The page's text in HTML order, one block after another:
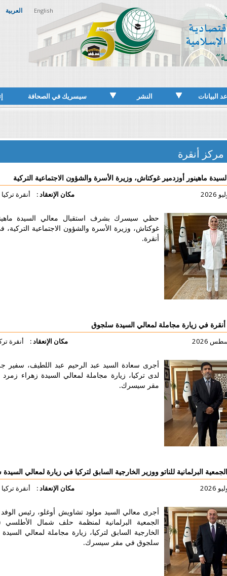
English العربية Français
إتصل بنا سيسريك في الصحافة النشر
وزيرة الأسرة والشؤون الاجتماعية التركية
أنقرة تركيا
حظي سيسرك بشرف استقبال معالي السيدة ماهينور أوزدمير
غوكتاش، وزيرة الأسرة والشؤون الاجتماعية التركية، في مقره في
أنقرة.
لمعالي السيدة سلجوق
أنقرة تركيا
أجرى سعادة السيد عبد الرحيم عبد اللطيف، سفير جزر المالديف
لدى تركيا، زيارة مجاملة لمعالي السيدة زهراء زمرد سلجوق في
مقر سيسرك.
ووزير الخارجية السابق لتركيا في زيارة لمعالي السيدة سلجوق
أنقرة تركيا
أجرى معالي السيد مولود تشاويش أوغلو، رئيس الوفد التركي لدى
الجمعية البرلمانية لمنظمة حلف شمال الأطلسي (ناتو) ووزير
الخارجية السابق لتركيا، زيارة مجاملة لمعالي السيدة زهراء زمرد
سلجوق في مقر سيسرك.